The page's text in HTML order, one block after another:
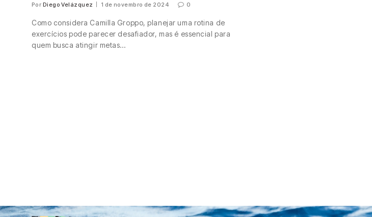
Por Diego Velázquez 1 de novembro de 2024 0
Como considera Camilla Groppo, planejar uma rotina de
exercícios pode parecer desafiador, mas é essencial para
quem busca atingir metas…